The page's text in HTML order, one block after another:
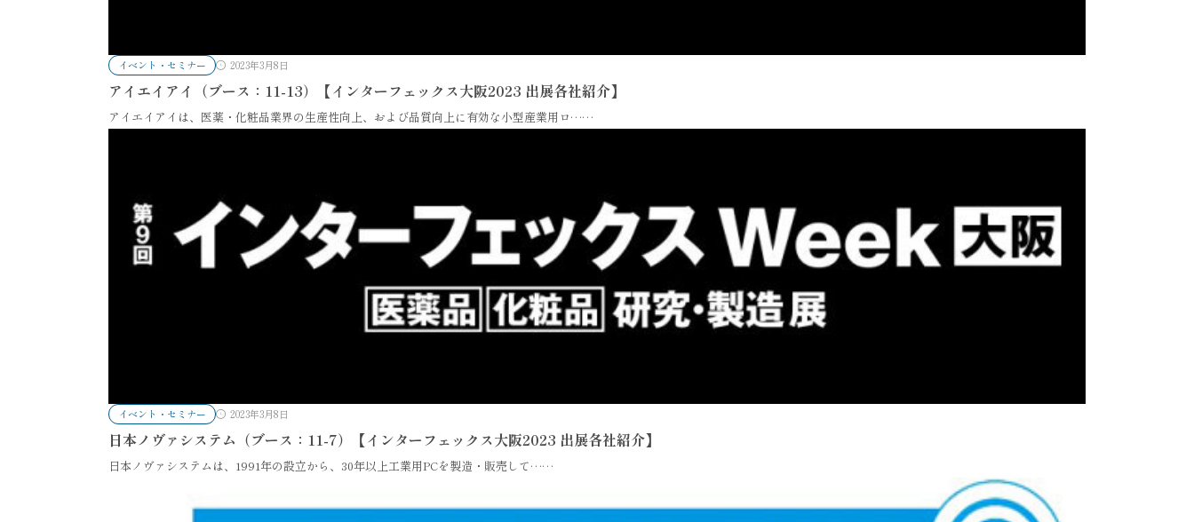
イベント・セミナー 2023年3月8日
アイエイアイ（ブース：11-13）【インターフェックス大阪2023 出展各社紹介】
アイエイアイは、医薬・化粧品業界の生産性向上、および品質向上に有効な小型産業用ロ……
イベント・セミナー 2023年3月8日
日本ノヴァシステム（ブース：11-7）【インターフェックス大阪2023 出展各社紹介】
日本ノヴァシステムは、1991年の設立から、30年以上工業用PCを製造・販売して……